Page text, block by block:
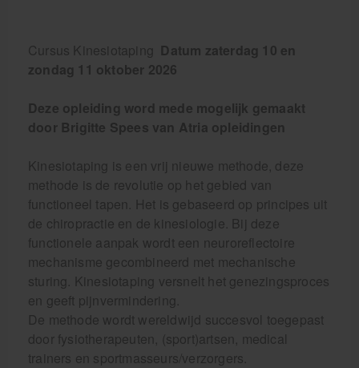
Cursus Kinesiotaping Datum zaterdag 10 en
zondag 11 oktober 2026
Deze opleiding word mede mogelijk gemaakt
door Brigitte Spees van Atria opleidingen
Kinesiotaping is een vrij nieuwe methode, deze
methode is de revolutie op het gebied van
functioneel tapen. Het is gebaseerd op principes uit
de chiropractie en de kinesiologie. Bij deze
functionele aanpak wordt een neuroreflectoire
mechanisme gecombineerd met mechanische
sturing. Kinesiotaping versnelt het genezingsproces
en geeft pijnvermindering.
De methode wordt wereldwijd succesvol toegepast
door fysiotherapeuten, (sport)artsen, medical
trainers en sportmasseurs/verzorgers.